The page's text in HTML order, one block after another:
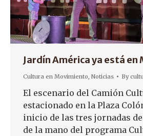
Jardín América ya está
Cultura en Movimiento, Noticias By
El escenario del Camión
estacionado en la Plaza
inicio de las tres jornadas
de la mano del programa